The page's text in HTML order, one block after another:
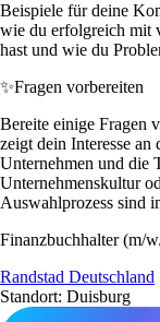
Beispiele für deine
wie du erfolgreich mit
hast und wie du
✨Fragen vorbereiten
Bereite einige Fragen
zeigt dein Interesse
Unternehmen und die
Unternehmenskultur
Auswahlprozess sind
Finanzbuchhalter (m/
Randstad Deutschland
Standort: Duisburg